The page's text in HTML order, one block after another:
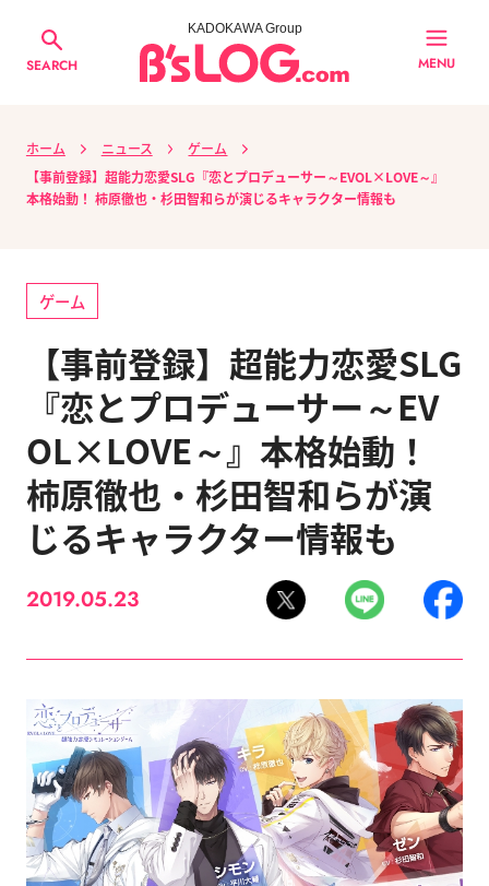
SEARCH
KADOKAWA Group
MENU
ホーム ニュース
ゲーム
【事前登録】超能力恋愛SLG『恋とプロデューサー～EVOL×LOVE～』
本格始動！ 柿原徹也・杉田智和らが演じるキャラクター情報も
ゲーム
【事前登録】超能力恋愛SLG
『恋とプロデューサー～EV
OL×LOVE～』本格始動！
柿原徹也・杉田智和らが演
じるキャラクター情報も
2019.05.23